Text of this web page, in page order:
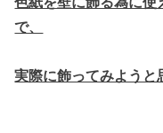
で、
実際に飾ってみようと